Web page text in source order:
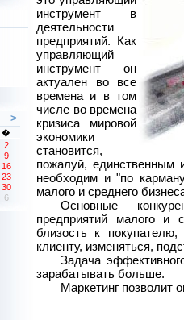
инструмент в
деятельности
предприятий. Как
управляющий
инструмент он
актуален во все
времена и в том
числе во времена
кризиса мировой
экономики
становится,
пожалуй, единственным
необходим и "по
малого и среднего
Основные
предприятий малого и
близость к
клиенту, изменяться,
Задача
зарабатывать больше.
Маркетинг позволит